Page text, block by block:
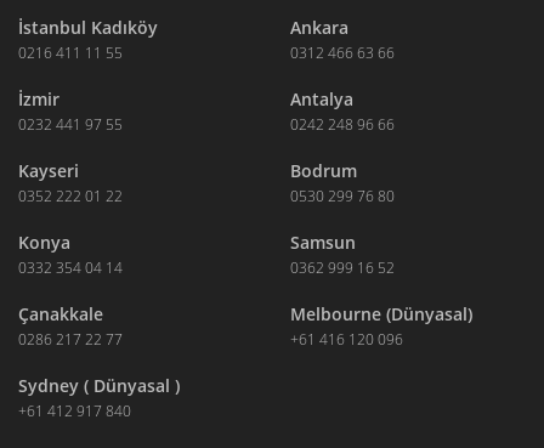
İstanbul Kadıköy
0216 411 11 55
Ankara
0312 466 63 66
İzmir
0232 441 97 55
Antalya
0242 248 96 66
Kayseri
0352 222 01 22
Bodrum
0530 299 76 80
Konya
0332 354 04 14
Samsun
0362 999 16 52
Çanakkale
0286 217 22 77
Melbourne (Dünyasal)
+61 416 120 096
Sydney ( Dünyasal )
+61 412 917 840